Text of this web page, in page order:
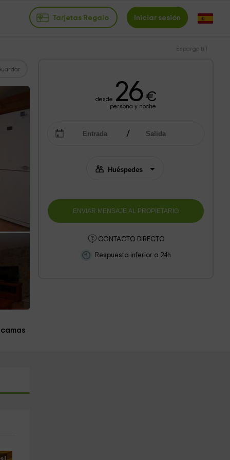
Tarjetas Regalo Iniciar sesión
Espargoiti I
desde 26€
persona y noche
CONTACTO DIRECTO
Respuesta inferior a 24h
camas